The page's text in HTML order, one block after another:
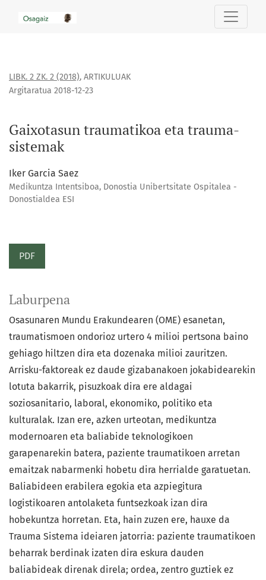
LIBK. 2 ZK. 2 (2018), ARTIKULUAK
Gaixotasun traumatikoa eta trauma-
sistemak
Argitaratua 2018-12-23
Iker Garcia Saez
Medikuntza Intentsiboa, Donostia Unibertsitate Ospitalea -
Donostialdea ESI
PDF
Laburpena
Osasunaren Mundu Erakundearen (OME) esanetan,
traumatismoen ondorioz urtero 4 milioi pertsona baino
gehiago hiltzen dira eta dozenaka milioi zauritzen.
Arrisku-faktoreak ez daude gizabanakoen jokabidearekin
lotuta bakarrik, pisuzkoak dira ere aldagai
soziosanitario, laboral, ekonomiko, politiko eta
kulturalak. Izan ere, azken urteotan, medikuntza
modernoaren eta baliabide teknologikoen
garapenarekin batera, paziente traumatikoen arretan
emaitzak nabarmenki hobetu dira herrialde garatuetan.
Baliabideen erabilera egokia eta azpiegitura
logistikoaren antolaketa funtsezkoak izan dira
hobekuntza horretan. Eta, hain zuzen ere, hauxe da
Trauma Sistema ideiaren jatorria: paziente traumatikoen
beharrak berdinak izaten dira eskura dauden
baliabideak direnak direla; ordea, zentro guztiek ez